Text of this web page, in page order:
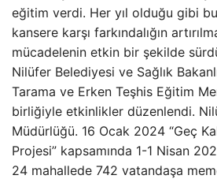
eğitim verdi. Her yıl olduğu gibi
kansere karşı farkındalığın
mücadelenin etkin bir şekilde
Nilüfer Belediyesi ve Sağlık
Tarama ve Erken Teşhis Eğitim
birliğiyle etkinlikler düzenlendi.
Müdürlüğü. 16 Ocak 2024 “Geç
Projesi” kapsamında 1-1 Nisan
24 mahallede 742 vatandaşa